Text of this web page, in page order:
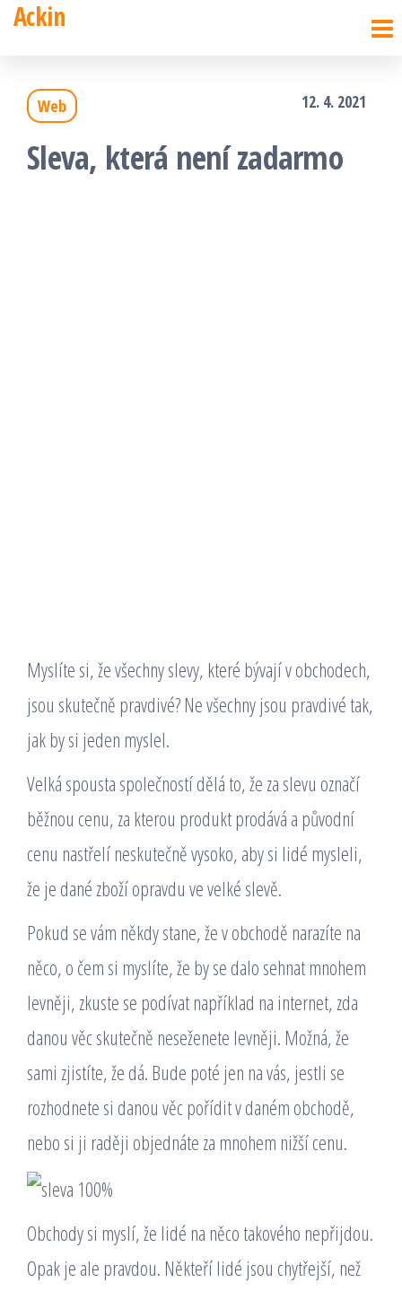
Přeskočit
obsah
Ackin
Web 12. 4. 2021
Sleva, která není zadarmo
Myslíte si, že všechny slevy, které bývají v obchodech,
jsou skutečně pravdivé? Ne všechny jsou pravdivé tak,
jak by si jeden myslel.
Velká spousta společností dělá to, že za slevu označí
běžnou cenu, za kterou produkt prodává a původní
cenu nastřelí neskutečně vysoko, aby si lidé mysleli,
že je dané zboží opravdu ve velké slevě.
Pokud se vám někdy stane, že v obchodě narazíte na
něco, o čem si myslíte, že by se dalo sehnat mnohem
levněji, zkuste se podívat například na internet, zda
danou věc skutečně neseženete levněji. Možná, že
sami zjistíte, že dá. Bude poté jen na vás, jestli se
rozhodnete si danou věc pořídit v daném obchodě,
nebo si ji raději objednáte za mnohem nižší cenu.
Obchody si myslí, že lidé na něco takového nepřijdou.
Opak je ale pravdou. Někteří lidé jsou chytřejší, než